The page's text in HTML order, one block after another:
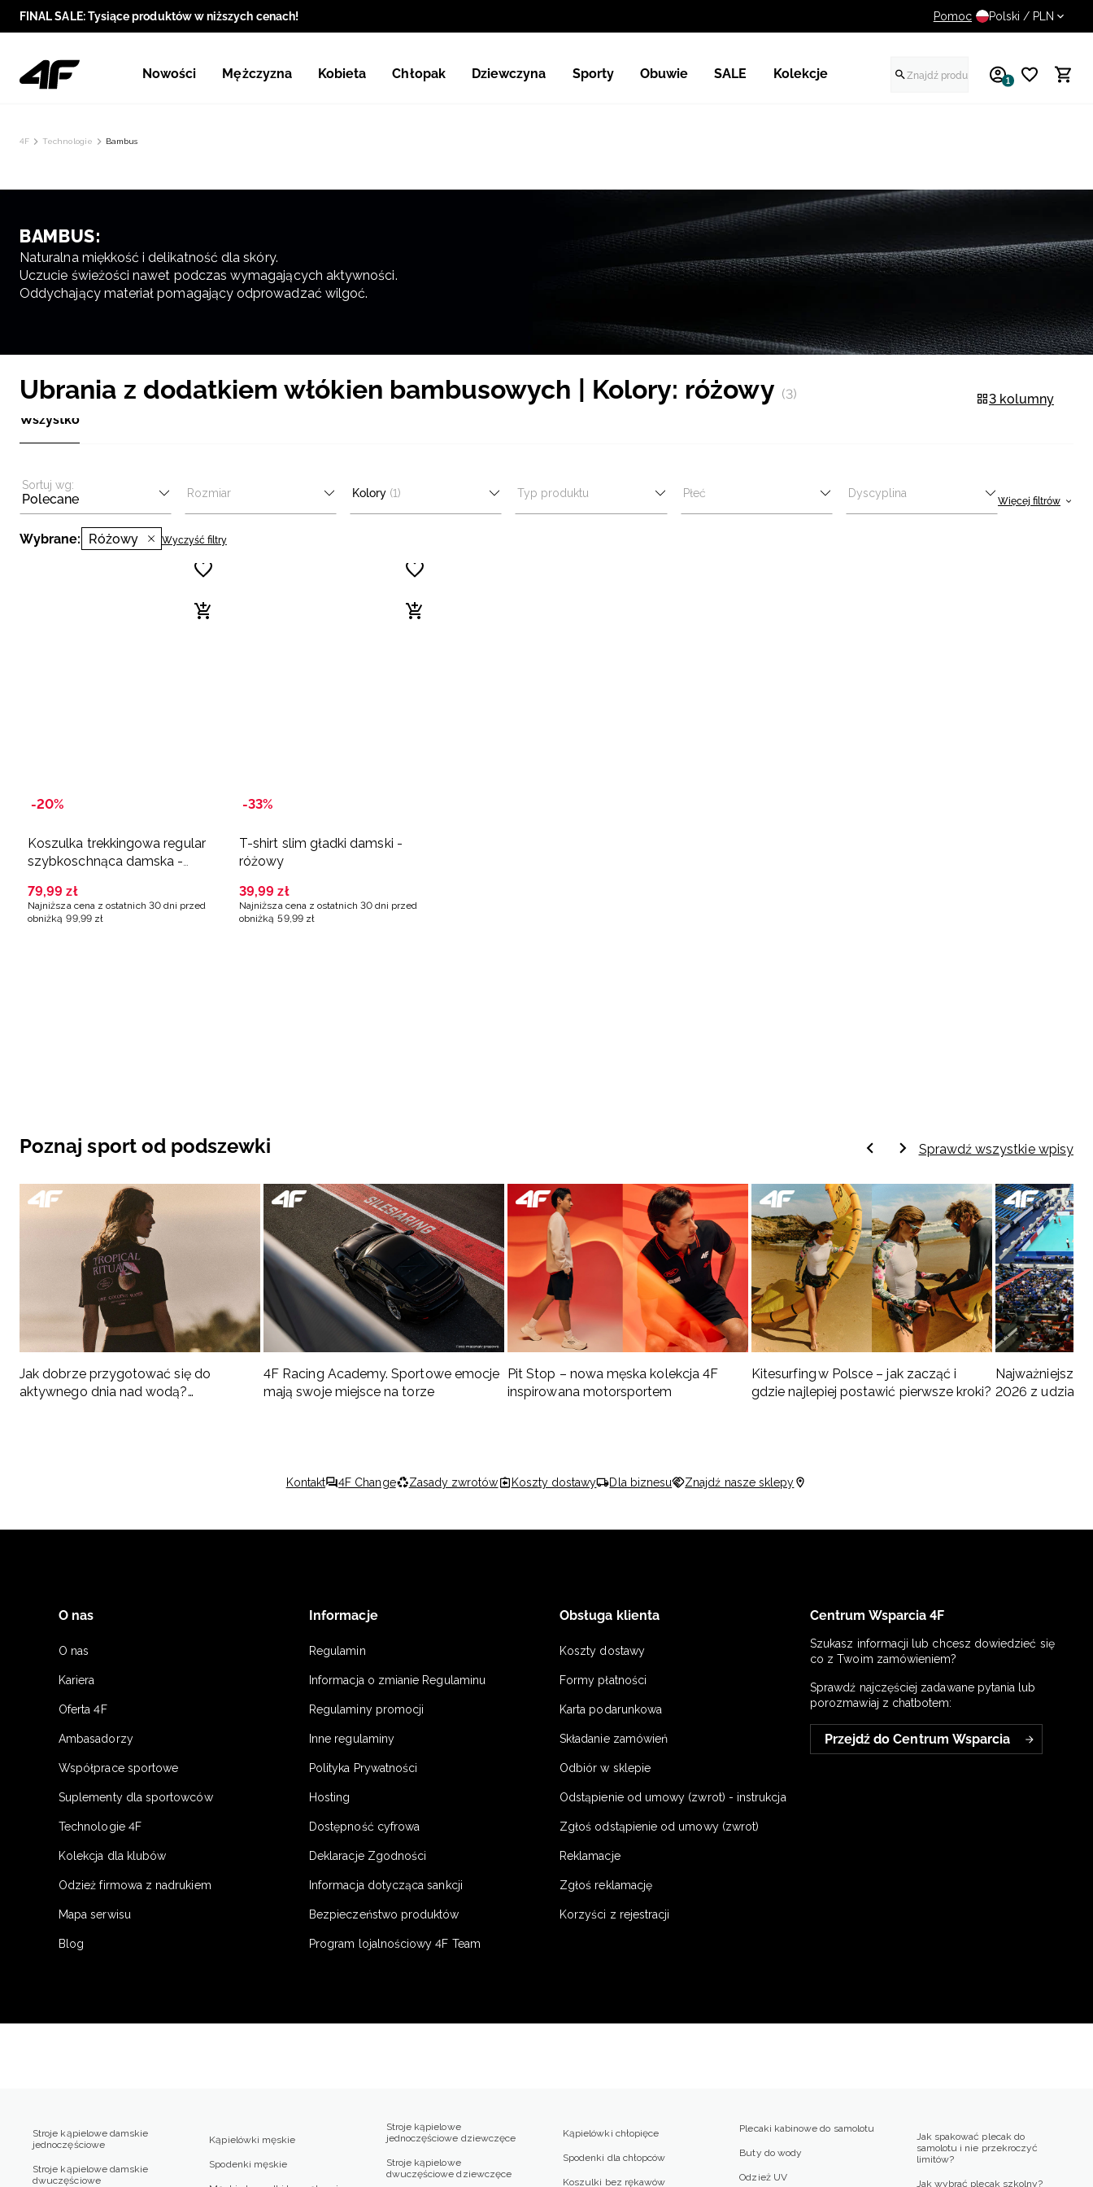
FINAL SALE: Tysiące produktów w niższych cenach! UWAGA NA FAŁSZYWE
Pomoc Polski / PLN
Nowości Mężczyzna Kobieta Chłopak Dziewczyna Sporty Obuwie SALE Kolekcje 1
4F Technologie Bambus
BAMBUS:
Naturalna miękkość i delikatność dla skóry.
Uczucie świeżości nawet podczas wymagających aktywności.
Oddychający materiał pomagający odprowadzać wilgoć.
3 kolumny
Ubrania z dodatkiem włókien bambusowych | Kolory: różowy (3)
Wszystko
Sortuj wg:
Polecane Rozmiar Kolory (1) Typ produktu Płeć Dyscyplina
Więcej filtrów
Wybrane: Różowy Wyczyść filtry
-20%
Koszulka trekkingowa regular
szybkoschnąca damska -
79,99 zł
Najniższa cena z ostatnich 30 dni przed
obniżką 99,99 zł
-33%
T-shirt slim gładki damski -
różowy
39,99 zł
Najniższa cena z ostatnich 30 dni przed
obniżką 59,99 zł
Poznaj sport od podszewki Sprawdź wszystkie wpisy
Jak dobrze przygotować się do
aktywnego dnia nad wodą?
4F Racing Academy. Sportowe emocje
mają swoje miejsce na torze
Pit Stop – nowa męska kolekcja 4F
inspirowana motorsportem
Kitesurfing w Polsce – jak zacząć i
gdzie najlepiej postawić pierwsze kroki?
Najważniejsze
2026 z
Kontakt 4F Change Zasady zwrotów Koszty dostawy Dla biznesu Znajdź nasze sklepy
O nas
O nas
Kariera
Oferta 4F
Ambasadorzy
Współprace sportowe
Suplementy dla sportowców
Technologie 4F
Kolekcja dla klubów
Odzież firmowa z nadrukiem
Mapa serwisu
Blog
Informacje
Regulamin
Informacja o zmianie Regulaminu
Regulaminy promocji
Inne regulaminy
Polityka Prywatności
Hosting
Dostępność cyfrowa
Deklaracje Zgodności
Informacja dotycząca sankcji
Bezpieczeństwo produktów
Program lojalnościowy 4F Team
Obsługa klienta
Koszty dostawy
Formy płatności
Karta podarunkowa
Składanie zamówień
Odbiór w sklepie
Odstąpienie od umowy (zwrot) - instrukcja
Zgłoś odstąpienie od umowy (zwrot)
Reklamacje
Zgłoś reklamację
Korzyści z rejestracji
Centrum Wsparcia 4F
Szukasz informacji lub chcesz dowiedzieć się
co z Twoim zamówieniem?
Sprawdź najczęściej zadawane pytania lub
porozmawiaj z chatbotem:
Przejdź do Centrum Wsparcia
Stroje kąpielowe damskie
jednoczęściowe
Stroje kąpielowe damskie
dwuczęściowe
Kąpielówki męskie
Spodenki męskie
Stroje kąpielowe
jednoczęściowe dziewczęce
Stroje kąpielowe
dwuczęściowe dziewczęce
Kąpielówki chłopięce
Spodenki dla chłopców
Koszulki bez rękawów
Plecaki kabinowe do samolotu
Buty do wody
Odzież UV
Jak spakować plecak do
samolotu i nie przekroczyć
limitów?
Jak wybrać plecak szkolny?